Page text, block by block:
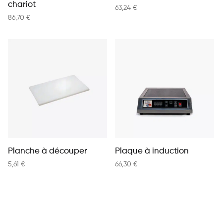
chariot
86,70 €
63,24 €
Planche à découper
5,61 €
Plaque à induction
66,30 €